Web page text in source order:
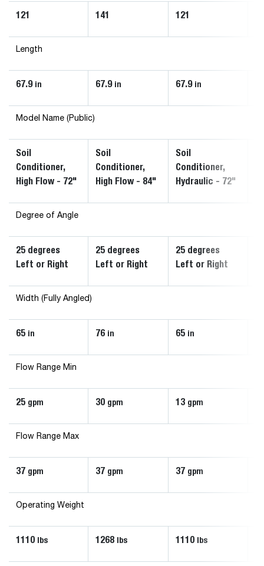
121 141 121
Length
67.9 in 67.9 in 67.9 in
Model Name (Public)
Soil
Conditioner,
High Flow - 72"
Soil
Conditioner,
High Flow - 84"
Soil
Conditioner,
Hydraulic - 72"
Degree of Angle
25 degrees
Left or Right
25 degrees
Left or Right
25 degrees
Left or Right
Width (Fully Angled)
65 in 76 in 65 in
Flow Range Min
25 gpm 30 gpm 13 gpm
Flow Range Max
37 gpm 37 gpm 37 gpm
Operating Weight
1110 lbs 1268 lbs 1110 lbs